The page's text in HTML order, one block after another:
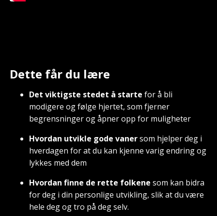
Dette får du lære
Det viktigste stedet å starte for å bli
modigere og følge hjertet, som fjerner
begrensninger og åpner opp for muligheter
Hvordan utvikle gode vanersom hjelper deg i
hverdagen for at du kan kjenne varig endring og
lykkes med dem
Hvordan finne de rette folkene som kan bidra
for deg i din personlige utvikling, slik at du være
hele deg og tro på deg selv.